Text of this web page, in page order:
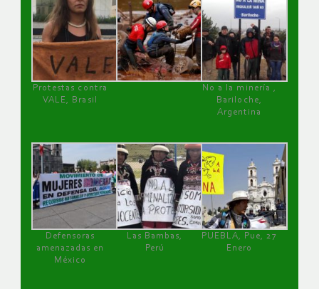
Protestas contra
VALE, Brasil
No a la minería ,
Bariloche,
Argentina
Defensoras
amenazadas en
México
Las Bambas,
Perú
PUEBLA, Pue, 27
Enero